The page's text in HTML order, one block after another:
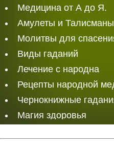
Медицина от А до Я.
Амулеты и
Молитвы для
Виды гаданий
Лечение с народна
Рецепты народной
Чернокнижные
Магия здоровья